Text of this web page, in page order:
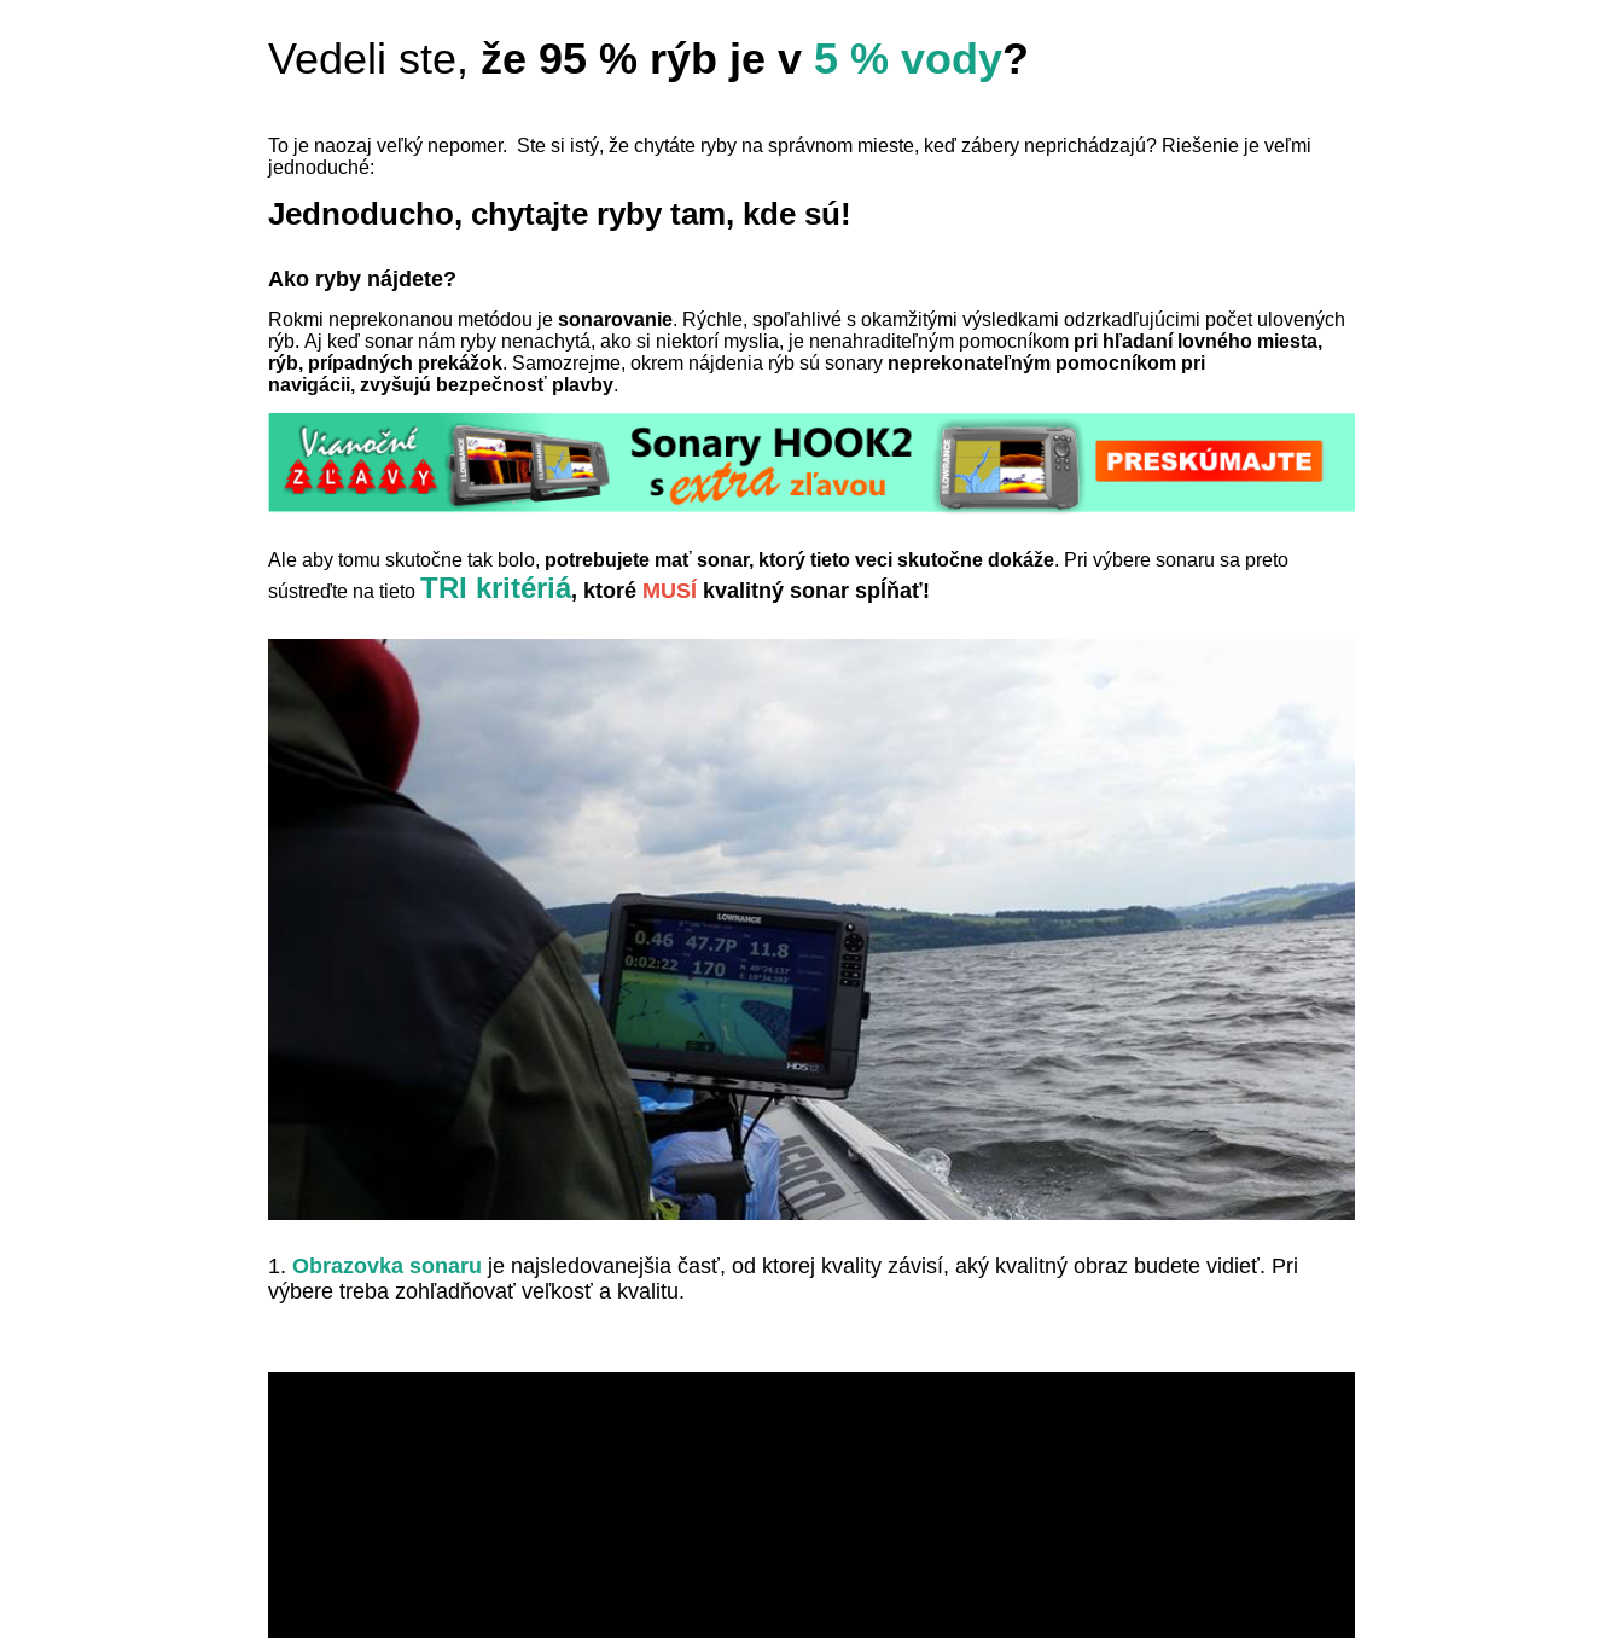
Vedeli ste, že 95 % rýb je v 5 % vody?
To je naozaj veľký nepomer. Ste si istý, že chytáte ryby na správnom mieste, keď zábery neprichádzajú? Riešenie je veľmi
jednoduché:
Jednoducho, chytajte ryby tam, kde sú!
Ako ryby nájdete?
Rokmi neprekonanou metódou je sonarovanie. Rýchle, spoľahlivé s okamžitými výsledkami odzrkadľujúcimi počet ulovených
rýb. Aj keď sonar nám ryby nenachytá, ako si niektorí myslia, je nenahraditeľným pomocníkom pri hľadaní lovného miesta,
rýb, prípadných prekážok. Samozrejme, okrem nájdenia rýb sú sonary neprekonateľným pomocníkom pri
navigácii, zvyšujú bezpečnosť plavby.
Ale aby tomu skutočne tak bolo, potrebujete mať sonar, ktorý tieto veci skutočne dokáže. Pri výbere sonaru sa preto
sústreďte na tieto TRI kritériá, ktoré MUSÍ kvalitný sonar spĺňať!
1. Obrazovka sonaru je najsledovanejšia časť, od ktorej kvality závisí, aký kvalitný obraz budete vidieť. Pri
výbere treba zohľadňovať veľkosť a kvalitu.